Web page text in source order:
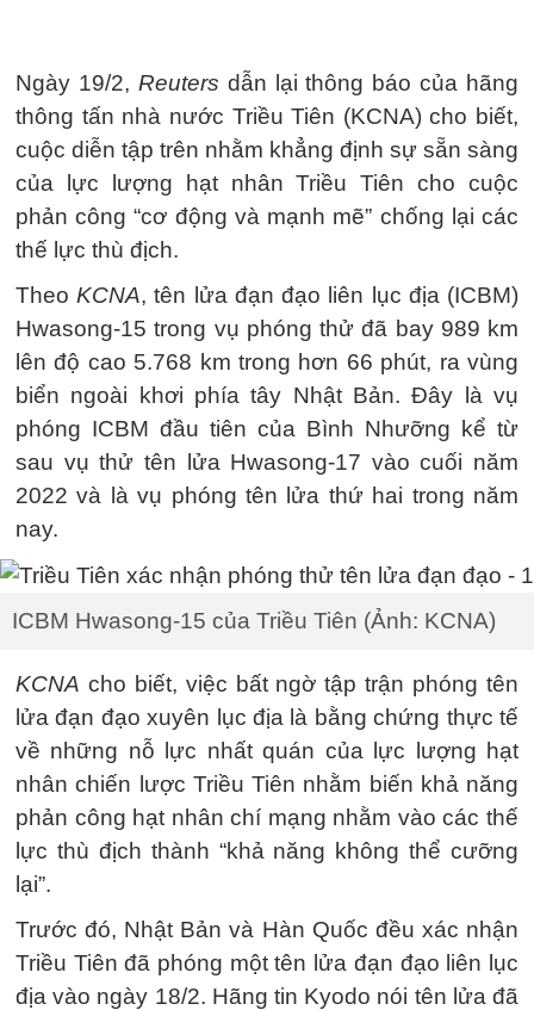
Ngày 19/2, Reuters dẫn lại thông báo của hãng
thông tấn nhà nước Triều Tiên (KCNA) cho biết,
cuộc diễn tập trên nhằm khẳng định sự sẵn sàng
của lực lượng hạt nhân Triều Tiên cho cuộc
phản công “cơ động và mạnh mẽ” chống lại các
thế lực thù địch.
TheoKCNA, tên lửa đạn đạo liên lục địa (ICBM)
Hwasong-15 trong vụ phóng thử đã bay 989 km
lên độ cao 5.768 km trong hơn 66 phút, ra vùng
biển ngoài khơi phía tây Nhật Bản. Đây là vụ
phóng ICBM đầu tiên của Bình Nhưỡng kể từ
sau vụ thử tên lửa Hwasong-17 vào cuối năm
2022 và là vụ phóng tên lửa thứ hai trong năm
nay.
ICBM Hwasong-15 của Triều Tiên (Ảnh: KCNA)
KCNA cho biết, việc bất ngờ tập trận phóng tên
lửa đạn đạo xuyên lục địa là bằng chứng thực tế
về những nỗ lực nhất quán của lực lượng hạt
nhân chiến lược Triều Tiên nhằm biến khả năng
phản công hạt nhân chí mạng nhằm vào các thế
lực thù địch thành “khả năng không thể cưỡng
lại”.
Trước đó, Nhật Bản và Hàn Quốc đều xác nhận
Triều Tiên đã phóng một tên lửa đạn đạo liên lục
địa vào ngày 18/2. Hãng tin Kyodo nói tên lửa đã